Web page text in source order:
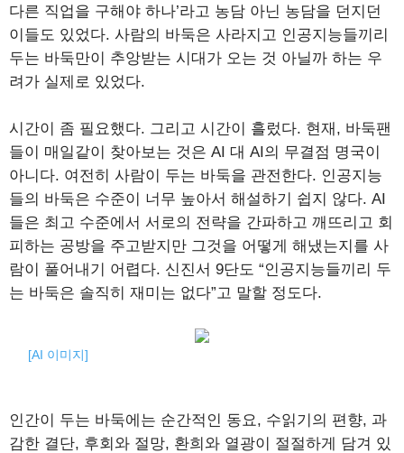
다른 직업을 구해야 하나’라고 농담 아닌 농담을 던지던
이들도 있었다. 사람의 바둑은 사라지고 인공지능들끼리
두는 바둑만이 추앙받는 시대가 오는 것 아닐까 하는 우
려가 실제로 있었다.
시간이 좀 필요했다. 그리고 시간이 흘렀다. 현재, 바둑팬
들이 매일같이 찾아보는 것은 AI 대 AI의 무결점 명국이
아니다. 여전히 사람이 두는 바둑을 관전한다. 인공지능
들의 바둑은 수준이 너무 높아서 해설하기 쉽지 않다. AI
들은 최고 수준에서 서로의 전략을 간파하고 깨뜨리고 회
피하는 공방을 주고받지만 그것을 어떻게 해냈는지를 사
람이 풀어내기 어렵다. 신진서 9단도 “인공지능들끼리 두
는 바둑은 솔직히 재미는 없다”고 말할 정도다.
[AI 이미지]
인간이 두는 바둑에는 순간적인 동요, 수읽기의 편향, 과
감한 결단, 후회와 절망, 환희와 열광이 절절하게 담겨 있